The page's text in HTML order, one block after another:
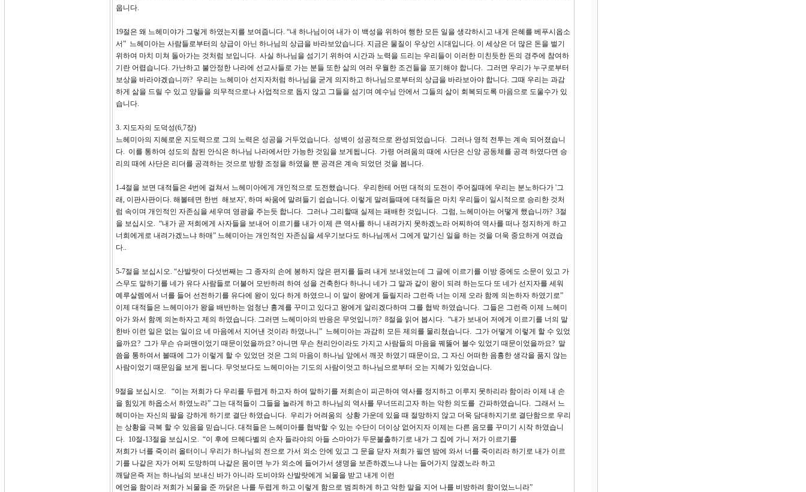
웁니다.
19절은 왜 느헤미야가 그렇게 하였는지를 보여줍니다. “내 하나님이여 내가 이 백성을 위하여 행한 모든 일을 생각하시고 내게 은혜를 베푸시옵소
서” 느헤미아는 사람들로부터의 상급이 아닌 하나님의 상급을 바라보았습니다. 지금은 물질이 우상인 시대입니다. 이 세상은 더 많은 돈을 벌기
위하여 마치 미쳐 돌아가는 것처럼 보입니다. 사실 하나님을 섬기기 위하여 시간과 노력을 드리는 우리들이 이러한 미친듯한 돈의 경주에 참여하
기란 어렵습니다. 가난하고 불안정한 나라에 선교사들로 가는 분들 또한 삶의 여러 우월한 조건들을 포기해야 합니다. 그러면 우리가 누구로부터
보상을 바라야겠습니까? 우리는 느헤미아 선지자처럼 하나님을 굳게 의지하고 하나님으로부터의 상급을 바라보아야 합니다. 그때 우리는 과감
하게 삶을 드릴 수 있고 양들을 의무적으로나 사업적으로 돕지 않고 그들을 섬기며 예수님 안에서 그들의 삶이 회복되도록 마음으로 도울수가 있
습니다.
3. 지도자의 도덕성(6,7장)
느헤미아의 지혜로운 지도력으로 그의 노력은 성공을 거두었습니다. 성벽이 성공적으로 완성되었습니다. 그러나 영적 전투는 계속 되어졌습니
다. 이를 통하여 성도의 참된 안식은 하나님 나라에서만 가능한 것임을 보게됩니다. 가령 어려움의 때에 사단은 신앙 공동체를 공격 하였다면 승
리의 때에 사단은 리더를 공격하는 것으로 방향 조정을 하였을 뿐 공격은 계속 되었던 것을 봅니다.
1-4절을 보면 대적들은 4번에 걸쳐서 느헤미아에게 개인적으로 도전했습니다. 우리한테 어떤 대적의 도전이 주어질때에 우리는 분노하다가 '그
래, 이판사판이다. 해볼테면 한번 해보자', 하며 싸움에 말려들기 쉽습니다. 이렇게 말려들때에 대적들은 마치 우리들이 일시적으로 승리한 것처
럼 속이며 개인적인 자존심을 세우며 영광을 주는듯 합니다. 그러나 그리할때 실제는 패배한 것입니다. 그럼, 느헤미아는 어떻게 했습니까? 3절
을 보십시오. “내가 곧 저희에게 사자들을 보내어 이르기를 내가 이제 큰 역사를 하니 내려가지 못하겠노라 어찌하여 역사를 떠나 정지하게 하고
너희에게로 내려가겠느냐 하매” 느헤미아는 개인적인 자존심을 세우기보다도 하나님께서 그에게 맡기신 일을 하는 것을 더욱 중요하게 여겼습
다..
5-7절을 보십시오. “산발랏이 다섯번째는 그 종자의 손에 봉하지 않은 편지를 들려 내게 보내었는데 그 글에 이르기를 이방 중에도 소문이 있고 가
스무도 말하기를 네가 유다 사람들로 더불어 모반하려 하여 성을 건축한다 하나니 네가 그 말과 같이 왕이 되려 하는도다 또 네가 선지자를 세워
예루살렘에서 너를 들어 선전하기를 유다에 왕이 있다 하게 하였으니 이 말이 왕에게 들릴지라 그런즉 너는 이제 오라 함께 의논하자 하였기로”
이제 대적들은 느헤미아가 왕을 배반하는 엄청난 흉계를 꾸미고 있다고 왕에게 알리겠다하며 그를 협박 하였습니다. 그들은 그런즉 이제 느헤미
아가 와서 함께 의논하자고 제의 하였습니다. 그러면 느헤미아의 반응은 무엇입니까? 8절을 읽어 봅시다. “내가 보내어 저에게 이르기를 너의 말
한바 이런 일은 없는 일이요 네 마음에서 지어낸 것이라 하였나니” 느헤미아는 과감히 모든 제의를 물리쳤습니다. 그가 어떻게 이렇게 할 수 있었
을까요? 그가 무슨 슈퍼맨이었기 때문이었을까요? 아니면 무슨 천리안이라도 가지고 사람들의 마음을 꿰뚫어 볼수 있었기 때문이었을까요? 말
씀을 통하여서 볼때에 그가 이렇게 할 수 있었던 것은 그의 마음이 하나님 앞에서 깨끗 하였기 때문이요, 그 자신 어떠한 음흉한 생각을 품지 않는
사람이었기 때문임을 보게 됩니다. 무엇보다도 느헤미아는 기도의 사람이엇고 하나님으로부터 오는 지혜가 있었습니다.
9절을 보십시오. “이는 저희가 다 우리를 두렵게 하고자 하여 말하기를 저희손이 피곤하여 역사를 정지하고 이루지 못하리라 함이라 이제 내 손
을 힘있게 하옵소서 하였노라” 그는 대적들이 그들을 놀라게 하고 하나님의 역사를 무너뜨리고자 하는 악한 의도를 간파하였습니다. 그래서 느
헤미아는 자신의 팔을 강하게 하기로 결단 하였습니다. 우리가 어려움의 상황 가운데 있을 때 절망하지 않고 더욱 담대하지기로 결단함으로 우리
는 상황을 극복 할 수 있음을 믿습니다. 대적들은 느헤미아를 협박할 수 있는 수단이 더이상 없어지자 이제는 다른 음모를 꾸미기 시작 하였습니
다. 10절-13절을 보십시오. “이 후에 므헤다벨의 손자 들라야의 아들 스마야가 두문불출하기로 내가 그 집에 가니 저가 이르기를
저희가 너를 죽이러 올터이니 우리가 하나님의 전으로 가서 외소 안에 있고 그 문을 닫자 저희가 필연 밤에 와서 너를 죽이리라 하기로 내가 이르
기를 나같은 자가 어찌 도망하며 나같은 몸이면 누가 외소에 들어가서 생명을 보존하겠느냐 나는 들어가지 않겠노라 하고
깨달은즉 저는 하나님의 보내신 바가 아니라 도비야와 산발랏에게 뇌물을 받고 내게 이런
에언을 함이라 저희가 뇌물을 준 까닭은 나를 두렵게 하고 이렇게 함으로 범죄하게 하고 악한 말을 지어 나를 비방하려 함이었느니라”